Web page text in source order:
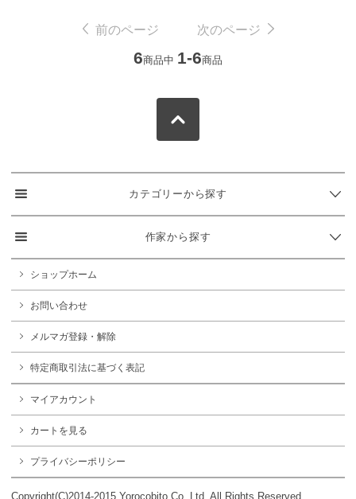
前のページ 次のページ
6商品中 1-6商品
カテゴリーから探す
作家から探す
ショップホーム
お問い合わせ
メルマガ登録・解除
特定商取引法に基づく表記
マイアカウント
カートを見る
プライバシーポリシー
Copyright(C)2014-2015 Yorocobito Co.,Ltd. All Rights Reserved.